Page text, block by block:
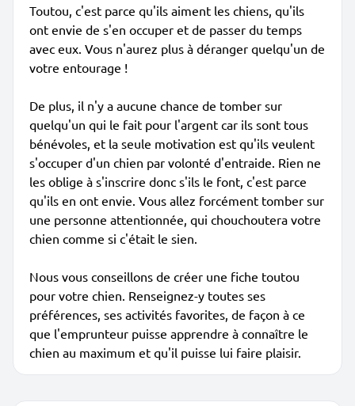
Toutou, c'est parce qu'ils aiment les chiens, qu'ils
ont envie de s'en occuper et de passer du temps
avec eux. Vous n'aurez plus à déranger quelqu'un de
votre entourage !
De plus, il n'y a aucune chance de tomber sur
quelqu'un qui le fait pour l'argent car ils sont tous
bénévoles, et la seule motivation est qu'ils veulent
s'occuper d'un chien par volonté d'entraide. Rien ne
les oblige à s'inscrire donc s'ils le font, c'est parce
qu'ils en ont envie. Vous allez forcément tomber sur
une personne attentionnée, qui chouchoutera votre
chien comme si c'était le sien.
Nous vous conseillons de créer une fiche toutou
pour votre chien. Renseignez-y toutes ses
préférences, ses activités favorites, de façon à ce
que l'emprunteur puisse apprendre à connaître le
chien au maximum et qu'il puisse lui faire plaisir.